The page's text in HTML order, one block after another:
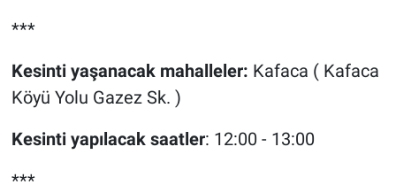
***
Kesinti yaşanacak mahalleler: Kafaca ( Kafaca
Köyü Yolu Gazez Sk. )
Kesinti yapılacak saatler: 12:00 - 13:00
***